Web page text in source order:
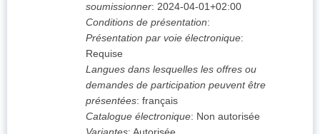
soumissionner: 2024-04-01+02:00
Conditions de présentation:
Présentation par voie électronique:
Requise
Langues dans lesquelles les offres ou
demandes de participation peuvent être
présentées: français
Catalogue électronique: Non autorisée